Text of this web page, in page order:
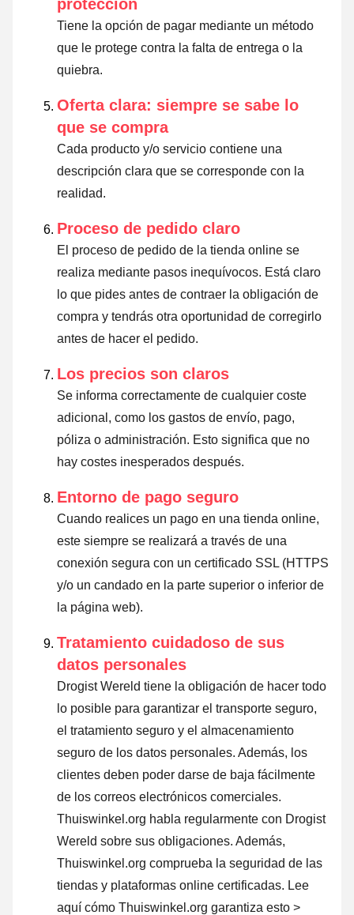
protección
Tiene la opción de pagar mediante un método
que le protege contra la falta de entrega o la
quiebra.
Oferta clara: siempre se sabe lo
que se compra
Cada producto y/o servicio contiene una
descripción clara que se corresponde con la
realidad.
Proceso de pedido claro
El proceso de pedido de la tienda online se
realiza mediante pasos inequívocos. Está claro
lo que pides antes de contraer la obligación de
compra y tendrás otra oportunidad de corregirlo
antes de hacer el pedido.
Los precios son claros
Se informa correctamente de cualquier coste
adicional, como los gastos de envío, pago,
póliza o administración. Esto significa que no
hay costes inesperados después.
Entorno de pago seguro
Cuando realices un pago en una tienda online,
este siempre se realizará a través de una
conexión segura con un certificado SSL (HTTPS
y/o un candado en la parte superior o inferior de
la página web).
Tratamiento cuidadoso de sus
datos personales
Drogist Wereld tiene la obligación de hacer todo
lo posible para garantizar el transporte seguro,
el tratamiento seguro y el almacenamiento
seguro de los datos personales. Además, los
clientes deben poder darse de baja fácilmente
de los correos electrónicos comerciales.
Thuiswinkel.org habla regularmente con Drogist
Wereld sobre sus obligaciones. Además,
Thuiswinkel.org comprueba la seguridad de las
tiendas y plataformas online certificadas. Lee
aquí cómo Thuiswinkel.org garantiza esto >